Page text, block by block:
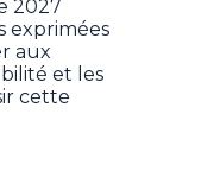
2027
exprimées
aux
et les
cette